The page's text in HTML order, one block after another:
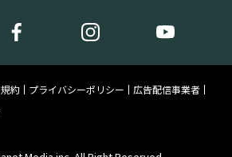
約 プライバシーポリシー
広告配信事業者